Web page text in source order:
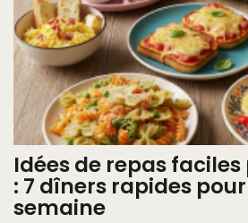
Idées de repas
: 7 dîners rapides
semaine